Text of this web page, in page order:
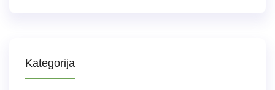
Kategorija